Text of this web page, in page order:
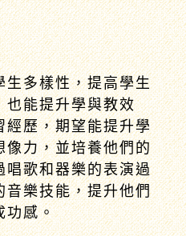
生多樣性，提高學生
也能提升學與教效
經歷，期望能提升學
像力，並培養他們的
唱歌和器樂的表演過
音樂技能，提升他們
功感。